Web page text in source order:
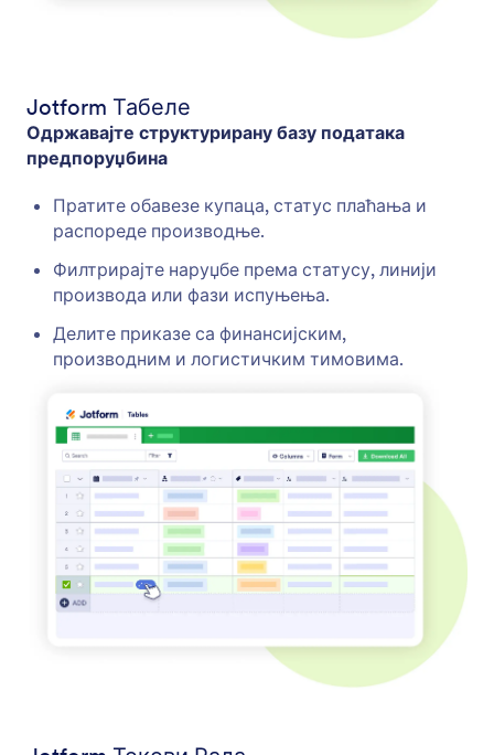
Jotform Табеле
Одржавајте структурирану базу података
предпоруџбина
Пратите обавезе купаца, статус плаћања и
распореде производње.
Филтрирајте наруџбе према статусу, линији
производа или фази испуњења.
Делите приказе са финансијским,
производним и логистичким тимовима.